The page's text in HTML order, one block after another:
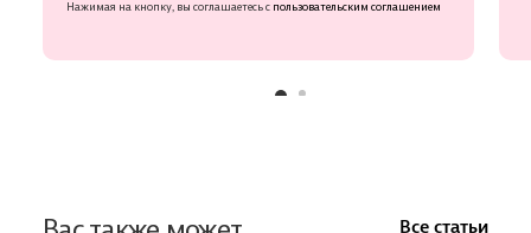
Нажимая на кнопку, вы соглашаетесь с пользовательским соглашением
Все статьи